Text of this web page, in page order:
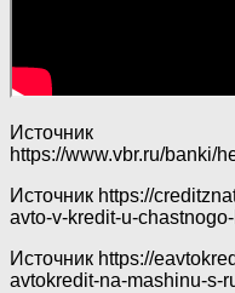
Источник
https://www.vbr.ru/banki/
Источник https://
avto-v-kredit-u-
Источник https://
avtokredit-na-mashinu-s-